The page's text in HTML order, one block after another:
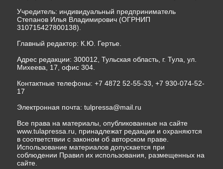
Учредитель: индивидуальный предприниматель
Степанов Илья Владимирович (ОГРНИП
310715427800138).
Главный редактор: К.Ю. Гертье.
Адрес редакции: 300012, Тульская область, г. Тула, ул.
Михеева, 17, офис 304.
Контактные телефоны: +7 4872 52-55-33, +7 930-074-52-
17
Электронная почта: tulpressa@mail.ru
Все права на материалы, опубликованные на сайте
www.tulapressa.ru, принадлежат редакции и охраняются
в соответствии с законом об авторском праве.
Использование материалов допускается при
соблюдении Правил их использования, размещенных на
сайте.